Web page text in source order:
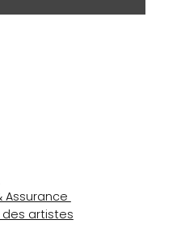
Assurance
artistes